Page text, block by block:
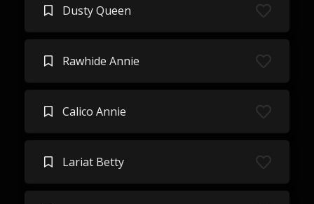
Dusty Queen
Rawhide Annie
Calico Annie
Lariat Betty